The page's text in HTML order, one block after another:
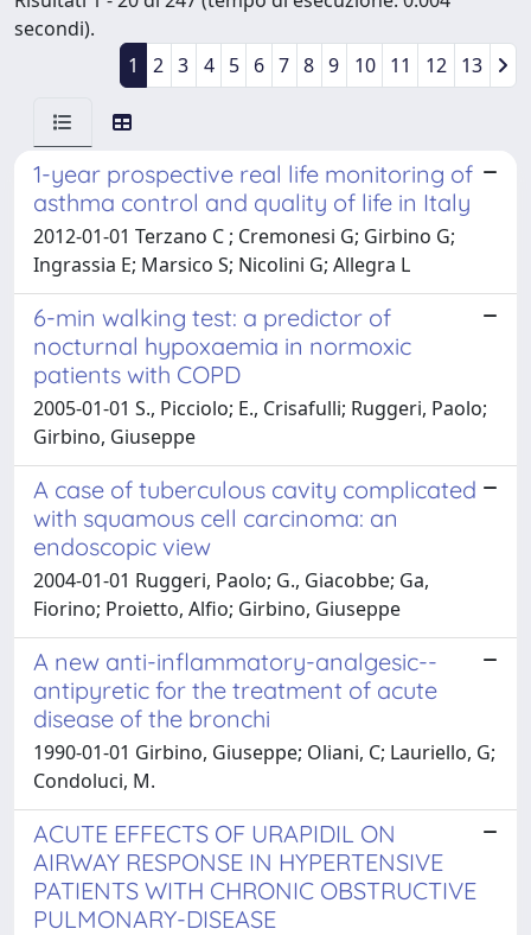
secondi).
1
2 3 4 5 6 7 8 9 10 11 12 13
1-year prospective real life monitoring of
asthma control and quality of life in Italy
2012-01-01 Terzano C ; Cremonesi G; Girbino G;
Ingrassia E; Marsico S; Nicolini G; Allegra L
6-min walking test: a predictor of
nocturnal hypoxaemia in normoxic
patients with COPD
2005-01-01 S., Picciolo; E., Crisafulli; Ruggeri, Paolo;
Girbino, Giuseppe
A case of tuberculous cavity complicated
with squamous cell carcinoma: an
endoscopic view
2004-01-01 Ruggeri, Paolo; G., Giacobbe; Ga,
Fiorino; Proietto, Alfio; Girbino, Giuseppe
A new anti-inflammatory-analgesic--
antipyretic for the treatment of acute
disease of the bronchi
1990-01-01 Girbino, Giuseppe; Oliani, C; Lauriello, G;
Condoluci, M.
ACUTE EFFECTS OF URAPIDIL ON
AIRWAY RESPONSE IN HYPERTENSIVE
PATIENTS WITH CHRONIC OBSTRUCTIVE
PULMONARY-DISEASE